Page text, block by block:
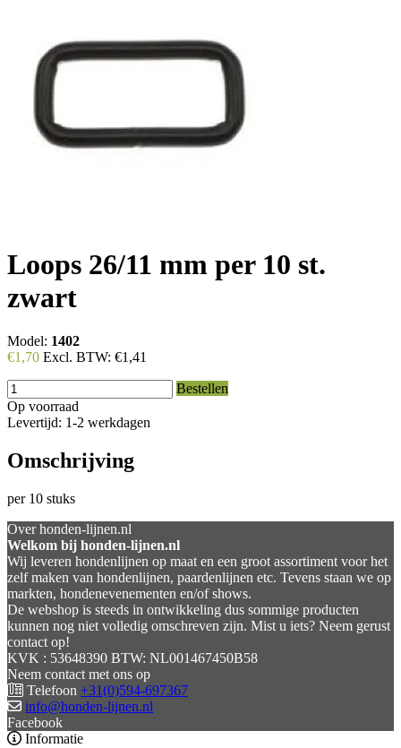
Loops 26/11 mm per 10 st.
zwart
Model: 1402
€1,70 Excl. BTW: €1,41
Bestellen
Op voorraad
Levertijd: 1-2 werkdagen
Omschrijving
per 10 stuks
Over honden-lijnen.nl
Welkom bij honden-lijnen.nl
Wij leveren hondenlijnen op maat en een groot assortiment voor het
zelf maken van hondenlijnen, paardenlijnen etc. Tevens staan we op
markten, hondenevenementen en/of shows.
De webshop is steeds in ontwikkeling dus sommige producten
kunnen nog niet volledig omschreven zijn. Mist u iets? Neem gerust
contact op!
KVK : 53648390 BTW: NL001467450B58
Neem contact met ons op
Telefoon +31(0)594-697367
info@honden-lijnen.nl
Facebook
Informatie